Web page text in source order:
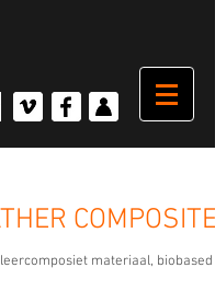
COMPOSITE
materiaal, biobased